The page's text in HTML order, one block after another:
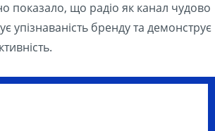
показало, що радіо як канал чудово
упізнаваність бренду та демонструє